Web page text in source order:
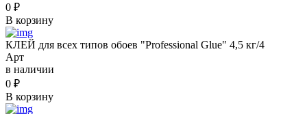
0 ₽
В корзину
КЛЕЙ для всех типов обоев "Professional Glue" 4,5 кг/4
Арт
в наличии
0 ₽
В корзину